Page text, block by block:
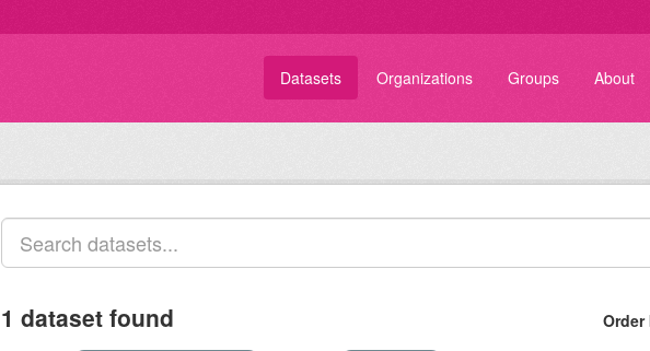
Datasets Organizations Groups About
Order
1 dataset found